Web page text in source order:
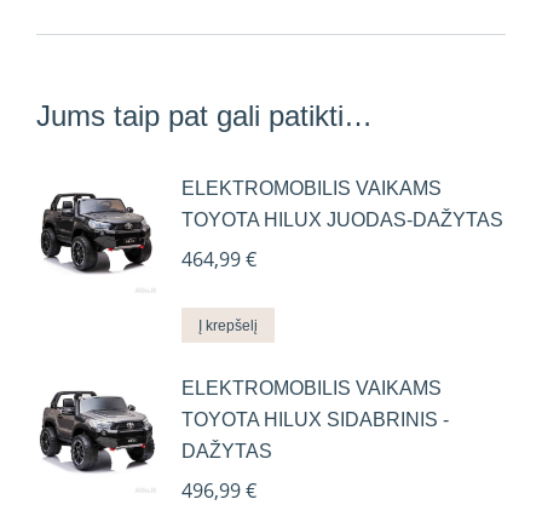
Jums taip pat gali patikti…
ELEKTROMOBILIS VAIKAMS
TOYOTA HILUX JUODAS-DAŽYTAS
464,99€
Į krepšelį
ELEKTROMOBILIS VAIKAMS
TOYOTA HILUX SIDABRINIS -
DAŽYTAS
496,99€